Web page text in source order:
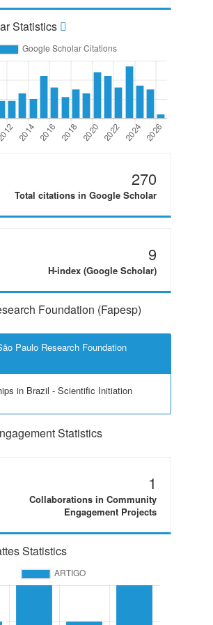
Statistics
270
Total citations in Google Scholar
9
H-index (Google Scholar)
Foundation (Fapesp)
Paulo Research Foundation
in Brazil - Scientific Initiation
Statistics
1
Collaborations in Community
Engagement Projects
Statistics